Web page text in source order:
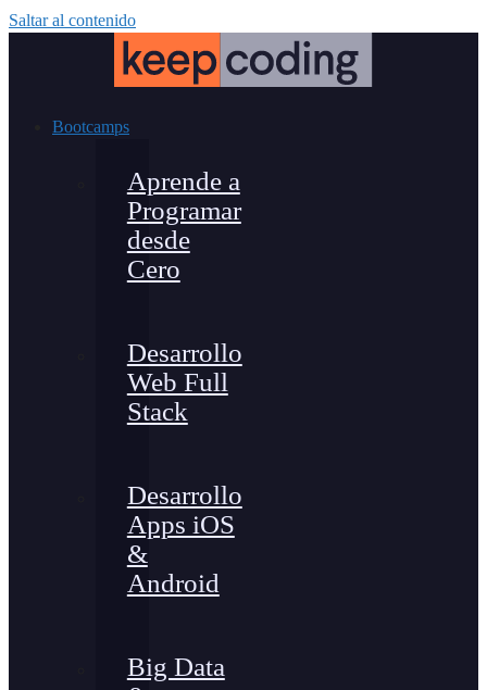
Saltar al contenido
Bootcamps
Aprende a
Programar
desde
Cero
Desarrollo
Web Full
Stack
Desarrollo
Apps iOS
&
Android
Big Data